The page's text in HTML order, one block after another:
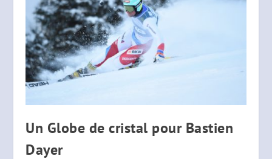
Un Globe de cristal pour Bastien
Dayer